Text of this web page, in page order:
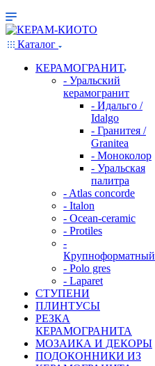
Каталог
КЕРАМОГРАНИТ
- Уральский
керамогранит
- Идальго /
Idalgo
- Гранитея /
Granitea
- Моноколор
- Уральская
палитра
- Atlas concorde
- Italon
- Ocean-ceramic
- Protiles
-
Крупноформатный
- Polo gres
- Laparet
СТУПЕНИ
ПЛИНТУСЫ
РЕЗКА
КЕРАМОГРАНИТА
МОЗАИКА И ДЕКОРЫ
ПОДОКОННИКИ ИЗ